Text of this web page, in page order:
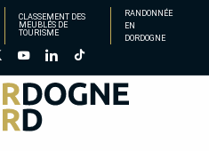
CLASSEMENT DES
MEUBLÉS DE
TOURISME
RANDONNÉE
EN
DORDOGNE